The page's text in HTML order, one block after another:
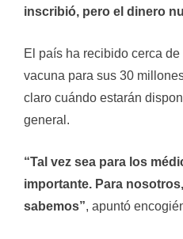
inscribió, pero el dinero
El país ha recibido cerca
vacuna para sus 30
claro cuándo estarán
general.
“Tal vez sea para los
importante. Para
sabemos”, apuntó